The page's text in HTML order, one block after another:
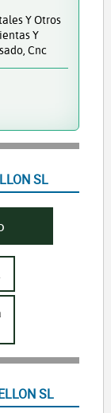
Y Otros
Y
Cnc
SL
SL